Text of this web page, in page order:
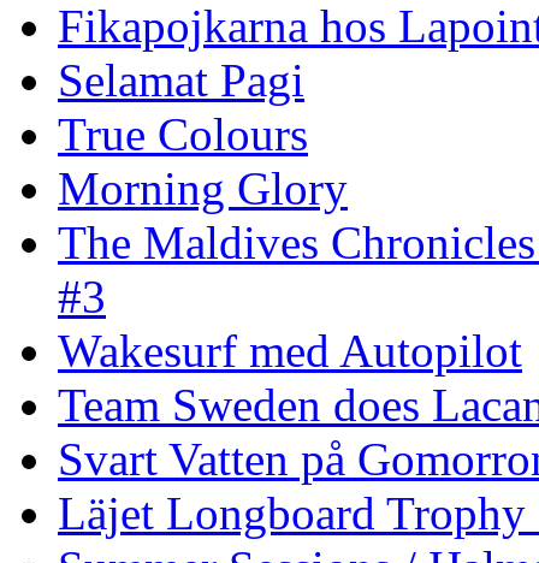
Fikapojkarna hos
Selamat Pagi
True Colours
Morning Glory
The Maldives
#3
Wakesurf med Autopilot
Team Sweden does
Svart Vatten på
Läjet Longboard